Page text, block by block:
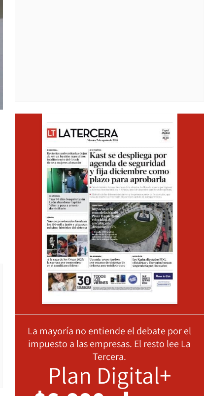
La mayoría no entiende el debate por el
impuesto a las empresas. El resto lee La
Tercera.
Plan Digital+